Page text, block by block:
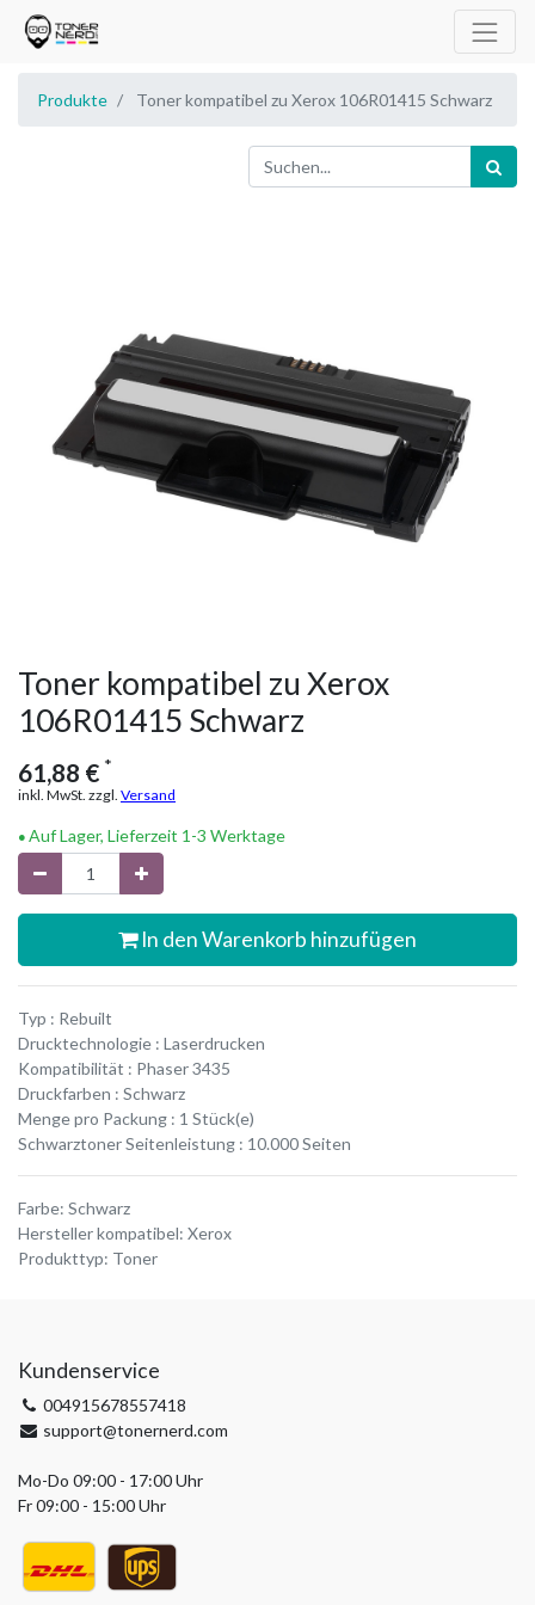
Produkte Toner kompatibel zu Xerox 106R01415 Schwarz
Toner kompatibel zu Xerox
106R01415 Schwarz
61,88 € *
inkl. MwSt. zzgl. Versand
Auf Lager, Lieferzeit 1-3 Werktage
In den Warenkorb hinzufügen
Typ : Rebuilt
Drucktechnologie : Laserdrucken
Kompatibilität : Phaser 3435
Druckfarben : Schwarz
Menge pro Packung : 1 Stück(e)
Schwarztoner Seitenleistung : 10.000 Seiten
Farbe: Schwarz
Hersteller kompatibel: Xerox
Produkttyp: Toner
Kundenservice
004915678557418
support@tonernerd.com
Mo-Do 09:00 - 17:00 Uhr
Fr 09:00 - 15:00 Uhr